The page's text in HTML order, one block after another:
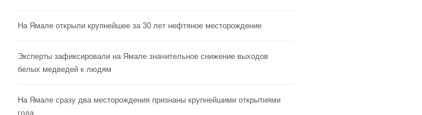
На Ямале открыли крупнейшее за 30 лет нефтяное месторождение
Эксперты зафиксировали на Ямале значительное снижение выходов
белых медведей к людям
На Ямале сразу два месторождения признаны крупнейшими открытиями
года